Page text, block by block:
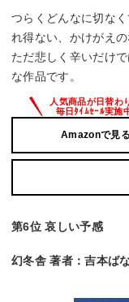
つらくどんなに切な
れ得ない、かけがえ
ただ悲しく辛いだけ
な作品です。
Amazonで見る
第6位 哀しい予感
幻冬舎 著者：吉本ば